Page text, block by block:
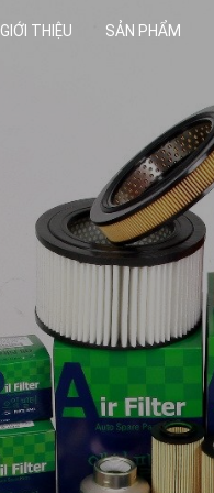
GIỚI THIỆU SẢN PHẨM